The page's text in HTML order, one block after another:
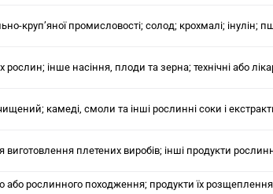
круп’яної промисловості; солод; крохмалі; інулін;
рослин; інше насіння, плоди та зерна; технічні або
камеді, смоли та інші рослинні соки і
виготовлення плетених виробів; інші продукти
або рослинного походження; продукти їх